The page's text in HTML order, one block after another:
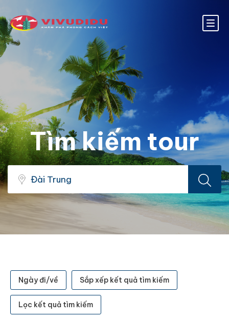
Tìm kiếm tour
Ngày đi/về Sắp xếp kết quả tìm kiếm
Lọc kết quả tìm kiếm